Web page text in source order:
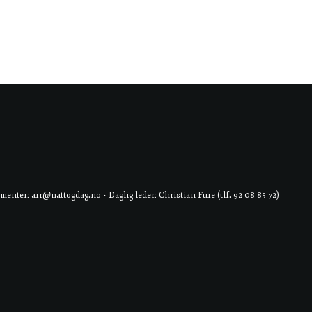
arr@nattogdag.no • Daglig leder: Christian Fure (tlf. 92 08 85 72)